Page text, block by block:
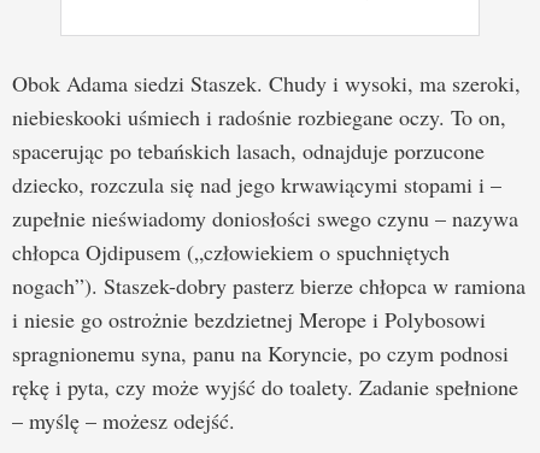
Obok Adama siedzi Staszek. Chudy i wysoki, ma szeroki,
niebieskooki uśmiech i radośnie rozbiegane oczy. To on,
spacerując po tebańskich lasach, odnajduje porzucone
dziecko, rozczula się nad jego krwawiącymi stopami i –
zupełnie nieświadomy doniosłości swego czynu – nazywa
chłopca Ojdipusem („człowiekiem o spuchniętych
nogach”). Staszek-dobry pasterz bierze chłopca w ramiona
i niesie go ostrożnie bezdzietnej Merope i Polybosowi
spragnionemu syna, panu na Koryncie, po czym podnosi
rękę i pyta, czy może wyjść do toalety. Zadanie spełnione
– myślę – możesz odejść.